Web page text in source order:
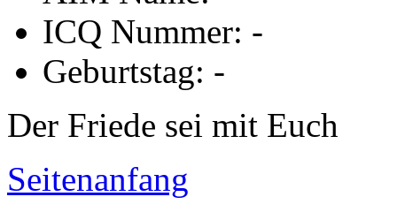
ICQ Nummer: -
Geburtstag: -
Der Friede sei mit Euch
Seitenanfang